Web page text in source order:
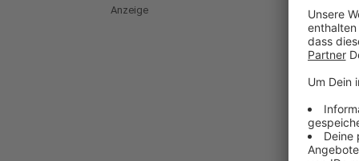
Anzeige